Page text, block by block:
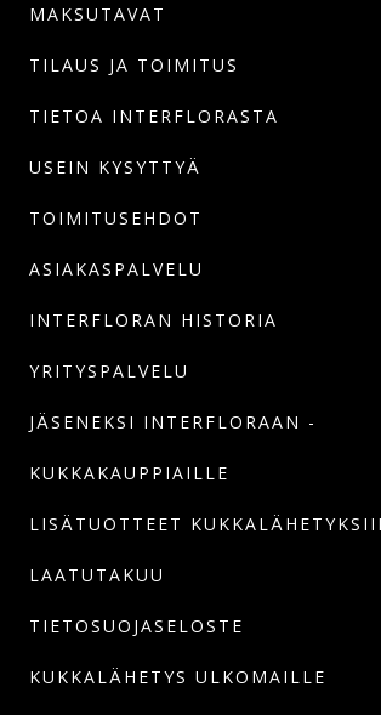
MAKSUTAVAT
TILAUS JA TOIMITUS
TIETOA INTERFLORASTA
USEIN KYSYTTYÄ
TOIMITUSEHDOT
ASIAKASPALVELU
INTERFLORAN HISTORIA
YRITYSPALVELU
JÄSENEKSI INTERFLORAAN -
KUKKAKAUPPIAILLE
LISÄTUOTTEET
LAATUTAKUU
TIETOSUOJASELOSTE
KUKKALÄHETYS ULKOMAILLE